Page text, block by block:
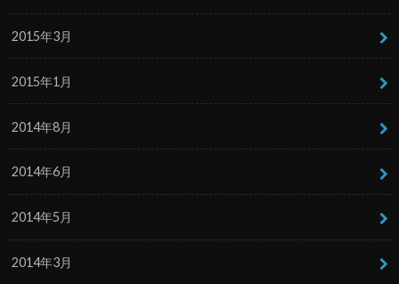
2015年3月
2015年1月
2014年8月
2014年6月
2014年5月
2014年3月